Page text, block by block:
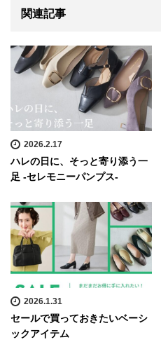
関連記事
2026.2.17
ハレの日に、そっと寄り添う一
足 -セレモニーパンプス-
2026.1.31
セールで買っておきたいベーシ
ックアイテム